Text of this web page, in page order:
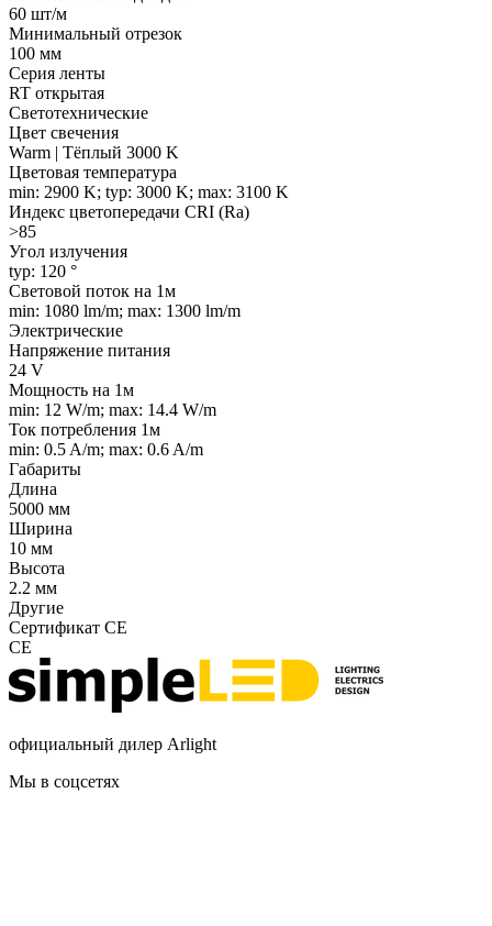
60 шт/м
Минимальный отрезок
100 мм
Серия ленты
RT открытая
Светотехнические
Цвет свечения
Warm | Тёплый 3000 K
Цветовая температура
min: 2900 K; typ: 3000 K; max: 3100 K
Индекс цветопередачи CRI (Ra)
>85
Угол излучения
typ: 120 °
Световой поток на 1м
min: 1080 lm/m; max: 1300 lm/m
Электрические
Напряжение питания
24 V
Мощность на 1м
min: 12 W/m; max: 14.4 W/m
Ток потребления 1м
min: 0.5 A/m; max: 0.6 A/m
Габариты
Длина
5000 мм
Ширина
10 мм
Высота
2.2 мм
Другие
Сертификат CE
CE
официальный дилер Arlight
Мы в соцсетях